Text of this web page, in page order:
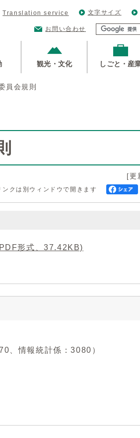
Translation service 文字サイズ
お問い合わせ
観光・文化 しごと・産
員会規則
[更
クは別ウィンドウで開きます
形式、37.42KB)
、情報統計係：3080）